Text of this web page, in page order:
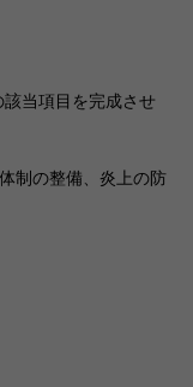
当項目を完成させ
制の整備、炎上の防